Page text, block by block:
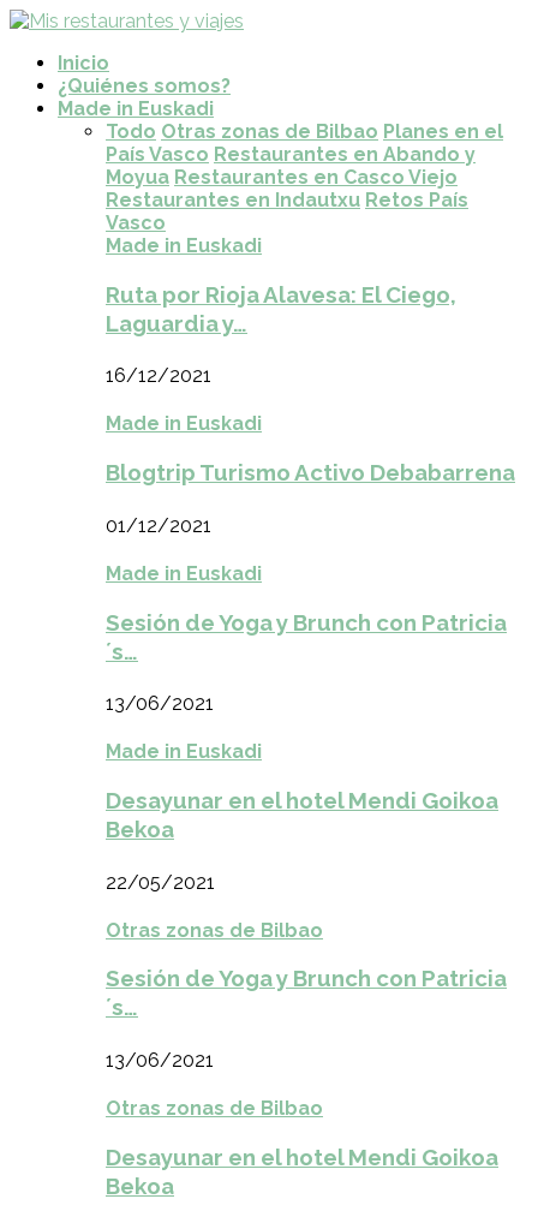
Inicio
¿Quiénes somos?
Made in Euskadi
Todo Otras zonas de Bilbao Planes en el
País Vasco Restaurantes en Abando y
Moyua Restaurantes en Casco Viejo
Restaurantes en Indautxu Retos País
Vasco
Made in Euskadi
Ruta por Rioja Alavesa: El Ciego,
Laguardia y…
16/12/2021
Made in Euskadi
Blogtrip Turismo Activo Debabarrena
01/12/2021
Made in Euskadi
Sesión de Yoga y Brunch con Patricia
´s…
13/06/2021
Made in Euskadi
Desayunar en el hotel Mendi Goikoa
Bekoa
22/05/2021
Otras zonas de Bilbao
Sesión de Yoga y Brunch con Patricia
´s…
13/06/2021
Otras zonas de Bilbao
Desayunar en el hotel Mendi Goikoa
Bekoa